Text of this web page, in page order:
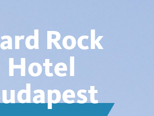
Rock
Hotel